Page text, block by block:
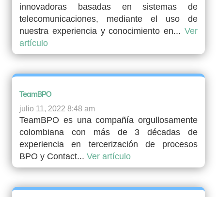
innovadoras basadas en sistemas de
telecomunicaciones, mediante el uso de
nuestra experiencia y conocimiento en... Ver
artículo
TeamBPO
julio 11, 2022 8:48 am
TeamBPO es una compañía orgullosamente
colombiana con más de 3 décadas de
experiencia en tercerización de procesos
BPO y Contact... Ver artículo